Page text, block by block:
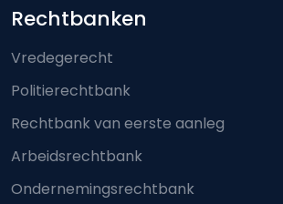
Footer-menu
Rechtbanken
Vredegerecht
Politierechtbank
Rechtbank van eerste aanleg
Arbeidsrechtbank
Ondernemingsrechtbank